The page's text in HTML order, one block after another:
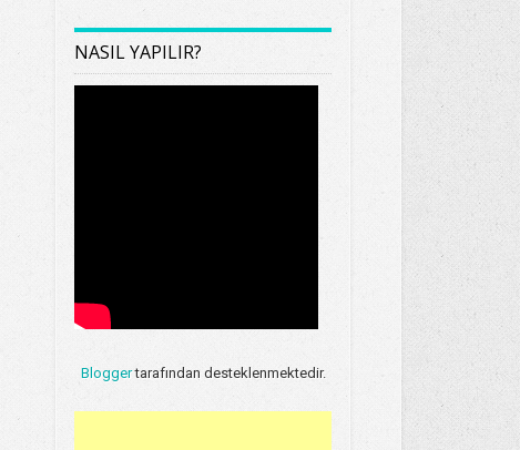
NASIL YAPILIR?
Bloggertarafından desteklenmektedir.